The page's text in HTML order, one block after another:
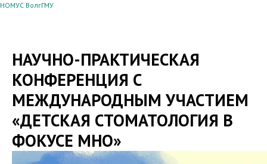
НОМУС ВолгГМУ
НАУЧНО-ПРАКТИЧЕСКАЯ
КОНФЕРЕНЦИЯ С
МЕЖДУНАРОДНЫМ УЧАСТИЕМ
«ДЕТСКАЯ СТОМАТОЛОГИЯ В
ФОКУСЕ МНО»